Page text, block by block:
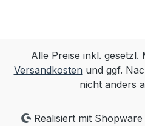
Alle Preise inkl.
Versandkostenund ggf.
nicht anders
Realisiert mit